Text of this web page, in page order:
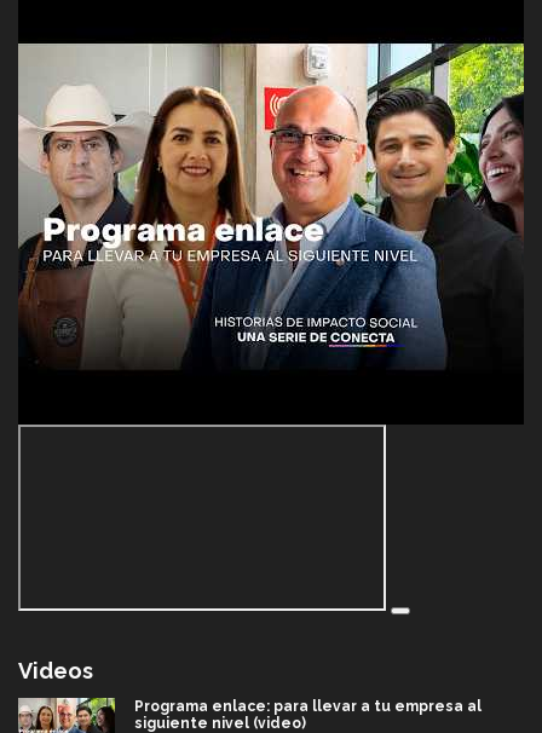
Videos
Programa enlace: para llevar a tu empresa al
siguiente nivel (video)